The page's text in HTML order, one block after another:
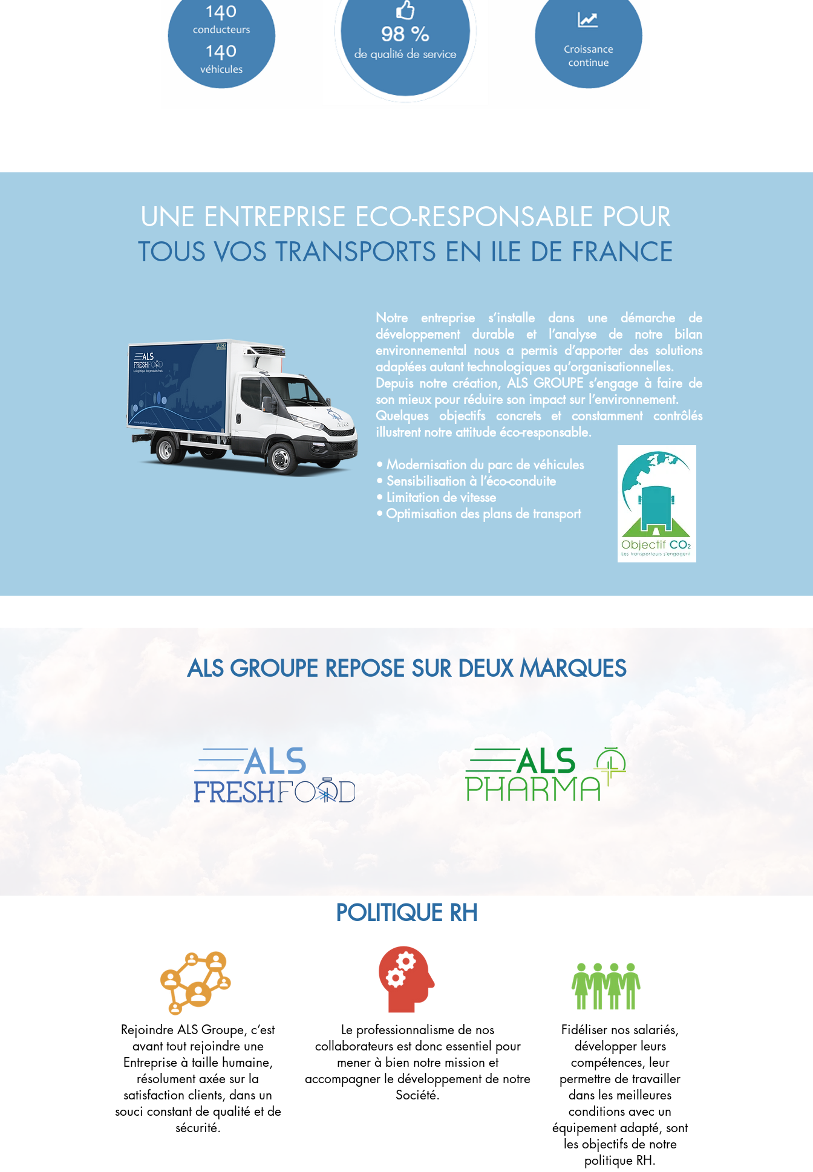
UNE ENTREPRISE ECO-RESPONSABLE POUR
TOUS VOS TRANSPORTS EN ILE DE FRANCE
Notre entreprise s’installe dans une démarche de
développement durable et l’analyse de notre bilan
environnemental nous a permis d’apporter des solutions
adaptées autant technologiques qu’organisationnelles.
Depuis notre création, ALS GROUPE s’engage à faire de
son mieux pour réduire son impact sur l’environnement.
Quelques objectifs concrets et constamment contrôlés
illustrent notre attitude éco-responsable.
• Modernisation du parc de véhicules
• Sensibilisation à l’éco-conduite
• Limitation de vitesse
• Optimisation des plans de transport
ALS GROUPE REPOSE SUR DEUX MARQUES
POLITIQUE RH
Rejoindre ALS Groupe, c’est
avant tout rejoindre une
Entreprise à taille humaine,
résolument axée sur la
satisfaction clients, dans un
souci constant de qualité et de
sécurité.
Le professionnalisme de nos
collaborateurs est donc essentiel pour
mener à bien notre mission et
accompagner le développement de notre
Société.
Fidéliser nos salariés,
développer leurs
compétences, leur
permettre de travailler
dans les meilleures
conditions avec un
équipement adapté, sont
les objectifs de notre
politique RH.